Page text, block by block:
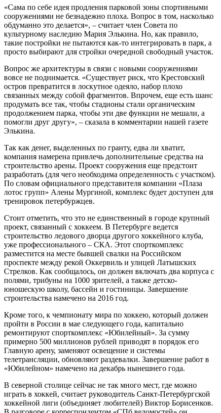
«Сама по себе идея продления парковой зоны спортивными
сооружениями не безнадежно плоха. Вопрос в том, насколько
обдуманно это делается», – считает член Совета по
культурному наследию Мария Элькина. Но, как правило,
такие постройки не пытаются как-то интегрировать в парк, а
просто выбирают для стройки очередной свободный участок.
Вопрос же архитектуры в связи с новыми сооружениями
вовсе не поднимается. «Существует риск, что Крестовский
остров превратится в лоскутное одеяло, набор плохо
связанных между собой фрагментов. Впрочем, еще есть шанс
продумать все так, чтобы стадионы стали органическим
продолжением парка, чтобы эти две функции не мешали, а
помогли друг другу», – сказала в комментарии нашей газете
Элькина.
Так как денег, выделенных по гранту, едва ли хватит,
компания намерена привлечь дополнительные средства на
строительство арены. Проект сооружения еще предстоит
разработать (для чего необходима определенность с участком).
По словам официального представителя компании «Плаза
лотос групп» Алены Мургиной, комплекс будет доступен для
тренировок петербуржцев.
Стоит отметить, что это не единственный в городе крупный
проект, связанный с хоккеем. В Петербурге ведется
строительство ледового дворца другого хоккейного клуба,
уже профессионального – СКА. Этот спорткомплекс
разместится на месте бывшей свалки на Российском
проспекте между рекой Оккервиль и улицей Латышских
Стрелков. Как сообщалось, он должен включать два корпуса с
полями, трибуны на 1000 зрителей, а также детско-
юношескую школу, бассейн и гостиницы. Завершение
строительства намечено на 2016 год.
Кроме того, к чемпионату мира по хоккею, который должен
пройти в России в мае следующего года, капитально
ремонтируют спорткомплекс «Юбилейный». За сумму
примерно 500 миллионов рублей приводят в порядок его
Главную арену, заменяют освещение и системы
телетрансляции, обновляют раздевалки. Завершение работ в
«Юбилейном» намечено на декабрь нынешнего года.
В северной столице сейчас не так много мест, где можно
играть в хоккей, считает руководитель Санкт-Петербургской
хоккейной лиги (объединяет любителей) Виктор Борисенков.